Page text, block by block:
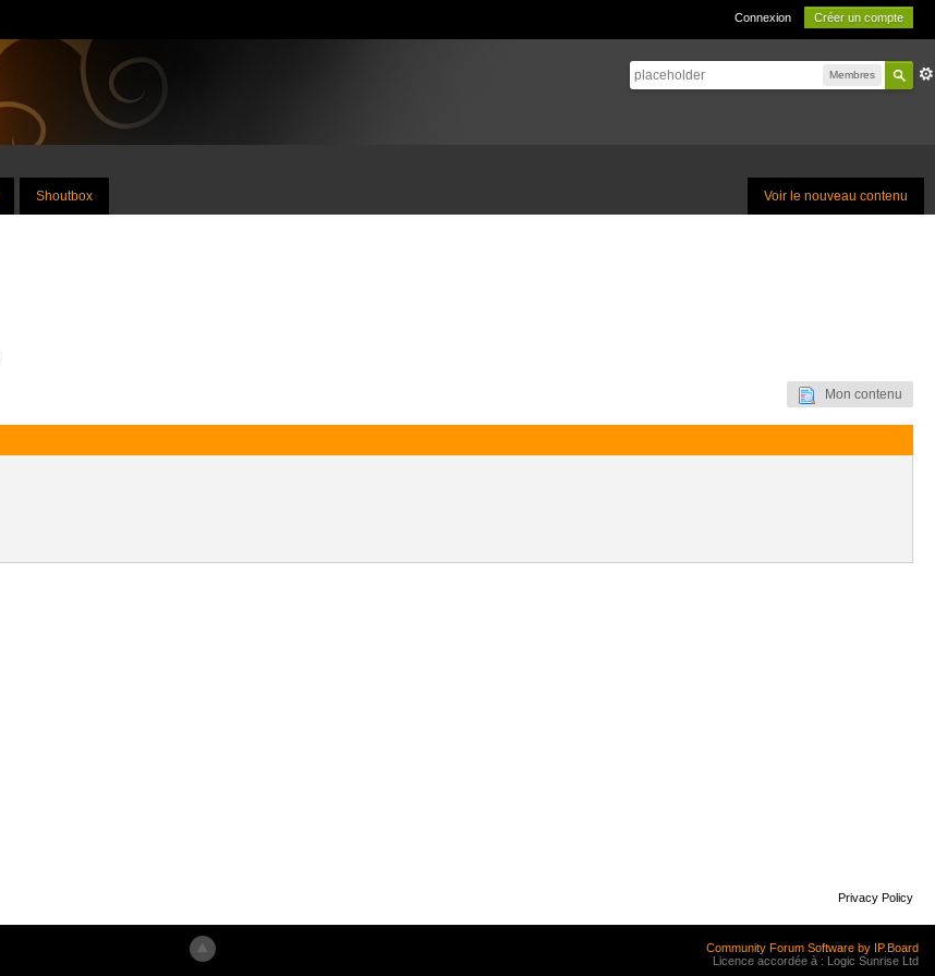
Connexion Créer un compte
Membres
Voir le nouveau contenu
Shoutbox
Mon contenu
Privacy Policy
Community Forum Software by IP.Board
Licence accordée à : Logic Sunrise Ltd